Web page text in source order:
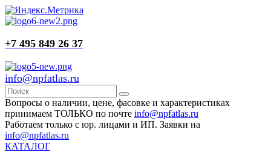
+7 495 849 26 37
info@npfatlas.ru
Вопросы о наличии, цене, фасовке и характеристиках
принимаем ТОЛЬКО по почте info@npfatlas.ru
Работаем только с юр. лицами и ИП. Заявки на
info@npfatlas.ru
КАТАЛОГ